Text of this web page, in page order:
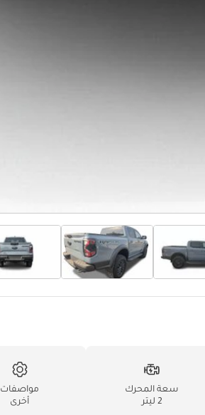
سعة المحرك
2 ليتر
مواصفات
أخرى